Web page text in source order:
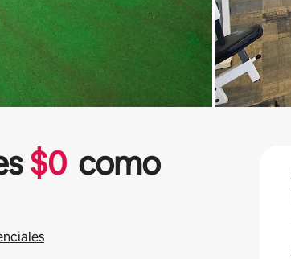
$0 como